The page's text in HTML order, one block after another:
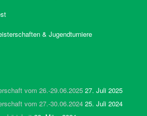
& Jugendturniere
vom 26.-29.06.2025 27. Juli 2025
vom 27.-30.06.2024 25. Juli 2024